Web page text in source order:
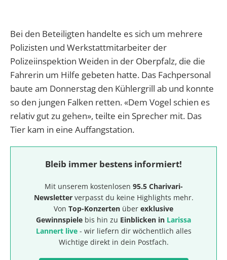
Bei den Beteiligten handelte es sich um mehrere
Polizisten und Werkstattmitarbeiter der
Polizeiinspektion Weiden in der Oberpfalz, die die
Fahrerin um Hilfe gebeten hatte. Das Fachpersonal
baute am Donnerstag den Kühlergrill ab und konnte
so den jungen Falken retten. «Dem Vogel schien es
relativ gut zu gehen», teilte ein Sprecher mit. Das
Tier kam in eine Auffangstation.
Bleib immer bestens informiert!
Mit unserem kostenlosen 95.5 Charivari-
Newsletterverpasst du keine Highlights mehr.
Von Top-Konzerten über exklusive
Gewinnspiele bis hin zu Einblicken in Larissa
Lannert live- wir liefern dir wöchentlich alles
Wichtige direkt in dein Postfach.